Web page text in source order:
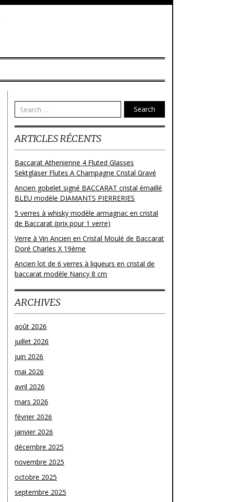
Search
ARTICLES RÉCENTS
Baccarat Athenienne 4 Fluted Glasses
Sektgläser Flutes A Champagne Cristal Gravé
Ancien gobelet signé BACCARAT cristal émaillé
BLEU modèle DIAMANTS PIERRERIES
5 verres à whisky modèle armagnac en cristal
de Baccarat (prix pour 1 verre)
Verre à Vin Ancien en Cristal Moulé de Baccarat
Doré Charles X 19ème
Ancien lot de 6 verres à liqueurs en cristal de
baccarat modèle Nancy 8 cm
ARCHIVES
août 2026
juillet 2026
juin 2026
mai 2026
avril 2026
mars 2026
février 2026
janvier 2026
décembre 2025
novembre 2025
octobre 2025
septembre 2025